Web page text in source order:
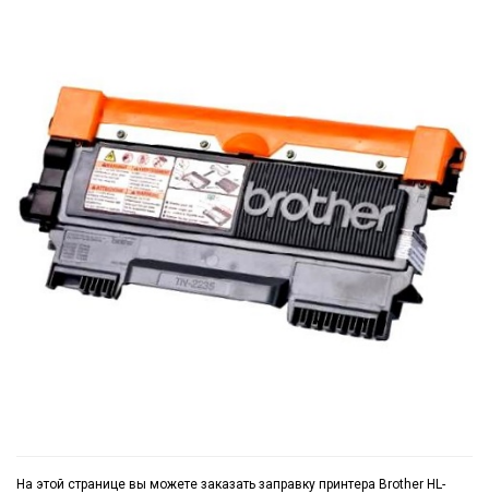
На этой странице вы можете заказать заправку принтера Brother HL-